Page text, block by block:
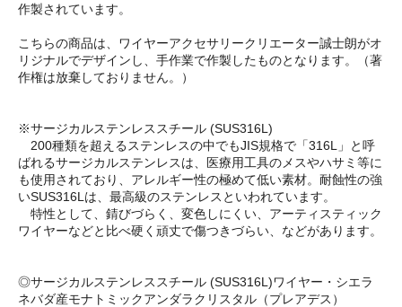
作製されています。
こちらの商品は、ワイヤーアクセサリークリエーター誠士朗がオ
リジナルでデザインし、手作業で作製したものとなります。（著
作権は放棄しておりません。）
※サージカルステンレススチール (SUS316L)
200種類を超えるステンレスの中でもJIS規格で「316L」と呼
ばれるサージカルステンレスは、医療用工具のメスやハサミ等に
も使用されており、アレルギー性の極めて低い素材。耐蝕性の強
いSUS316Lは、最高級のステンレスといわれています。
特性として、錆びづらく、変色しにくい、アーティスティック
ワイヤーなどと比べ硬く頑丈で傷つきづらい、などがあります。
◎サージカルステンレススチール (SUS316L)ワイヤー・シエラ
ネバダ産モナトミックアンダラクリスタル（プレアデス）